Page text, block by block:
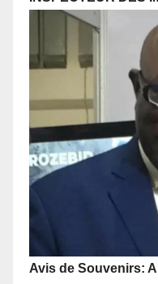
Avis de Souvenirs: